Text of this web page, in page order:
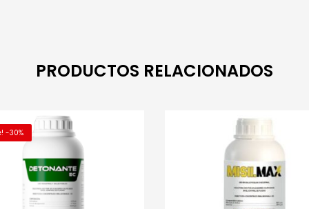
PRODUCTOS RELACIONADOS
-30%